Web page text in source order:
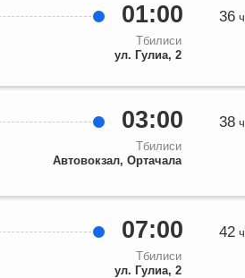
01:00
Тбилиси
ул. Гулиа, 2
36ч
03:00
Тбилиси
Автовокзал, Ортачала
38ч
07:00
Тбилиси
ул. Гулиа, 2
42ч